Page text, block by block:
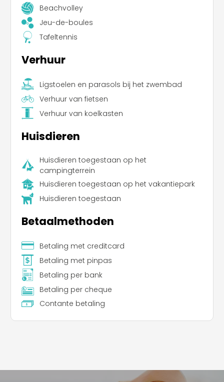
Beachvolley
Jeu-de-boules
Tafeltennis
Verhuur
Ligstoelen en parasols bij het zwembad
Verhuur van fietsen
Verhuur van koelkasten
Huisdieren
Huisdieren toegestaan op het
campingterrein
Huisdieren toegestaan op het vakantiepark
Huisdieren toegestaan
Betaalmethoden
Betaling met creditcard
Betaling met pinpas
Betaling per bank
Betaling per cheque
Contante betaling
Leaflet ©Koobcamp S.r.l.